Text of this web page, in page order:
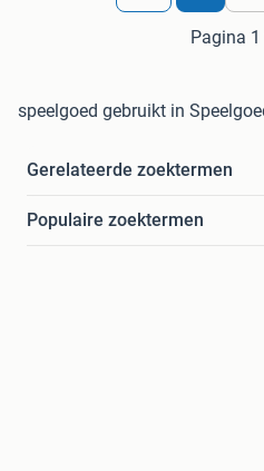
Pagina
speelgoed gebruikt in
Gerelateerde zoektermen
Populaire zoektermen